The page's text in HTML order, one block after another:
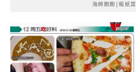
海綿飽飽|報紙賞